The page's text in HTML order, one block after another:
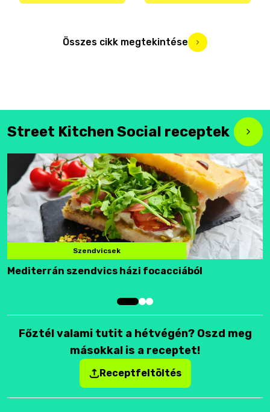
Összes cikk megtekintése
Street Kitchen Social receptek
Szendvicsek
Mediterrán szendvics házi focacciából
Főztél valami tutit a hétvégén? Oszd meg
másokkal is a receptet!
Receptfeltöltés